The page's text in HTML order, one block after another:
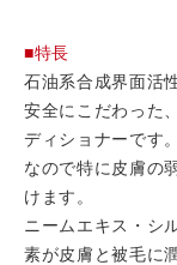
■特長
石油系合成界面活
安全にこだわった
ディショナーです
なので特に皮膚の
けます。
ニームエキス・シ
素が皮膚と被毛に